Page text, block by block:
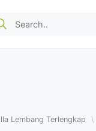
Lembang Terlengkap \